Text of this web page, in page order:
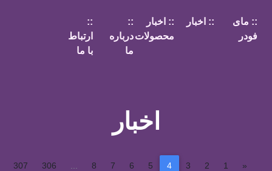
:: مای
فودر
:: اخبار
:: اخبار
محصولاتدرباره
ارتباط
با ما
اخبار
306
307